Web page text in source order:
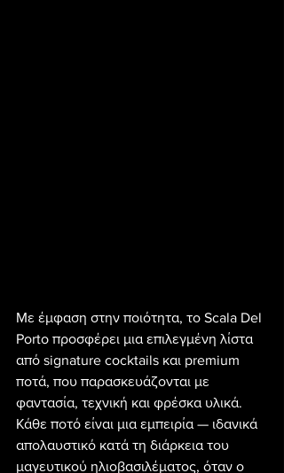
Με έμφαση στην ποιότητα, το Scala Del
Porto προσφέρει μια επιλεγμένη λίστα
από signature cocktails και premium
ποτά, που παρασκευάζονται με
φαντασία, τεχνική και φρέσκα υλικά.
Κάθε ποτό είναι μια εμπειρία — ιδανικά
απολαυστικό κατά τη διάρκεια του
μαγευτικού ηλιοβασιλέματος, όταν ο